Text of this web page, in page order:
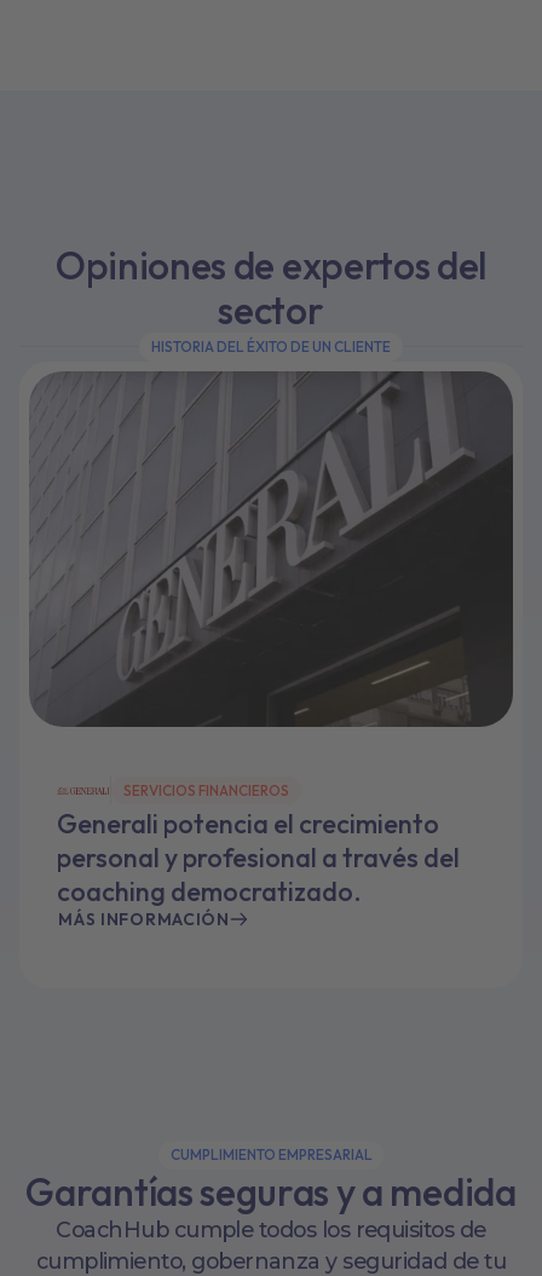
Opiniones de expertos del
sector
HISTORIA DEL ÉXITO DE UN CLIENTE
SERVICIOS FINANCIEROS
Generali potencia el crecimiento
personal y profesional a través del
coaching democratizado.
MÁS INFORMACIÓN
CUMPLIMIENTO EMPRESARIAL
Garantías seguras y a medida
CoachHub cumple todos los requisitos de
cumplimiento, gobernanza y seguridad de tu